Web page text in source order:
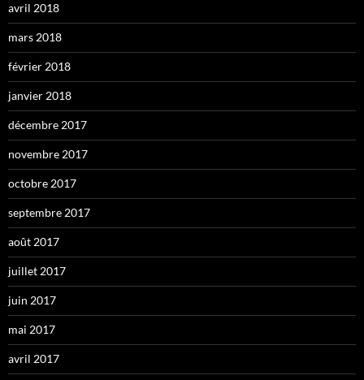
avril 2018
mars 2018
février 2018
janvier 2018
décembre 2017
novembre 2017
octobre 2017
septembre 2017
août 2017
juillet 2017
juin 2017
mai 2017
avril 2017